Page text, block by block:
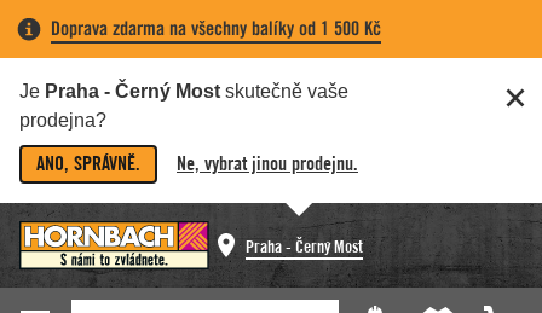
Doprava zdarma na všechny balíky od 1 500 Kč
Je Praha - Černý Most skutečně vaše
prodejna?
ANO, SPRÁVNĚ. Ne, vybrat jinou prodejnu.
Praha - Černý Most